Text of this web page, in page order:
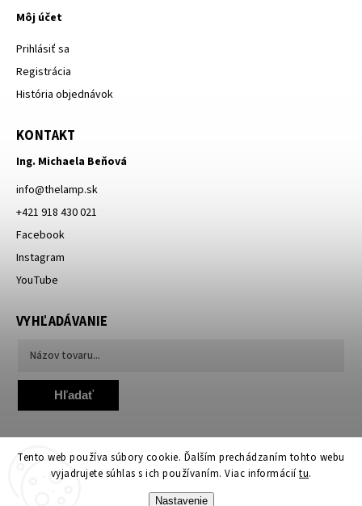
Tento web používa súbory cookie. Ďalším prechádzaním tohto webu
vyjadrujete súhlas s ich používaním. Viac informáciítu.
Nastavenie
Môj účet
Prihlásiť sa
Registrácia
História objednávok
KONTAKT
Ing. Michaela Beňová
info@thelamp.sk
+421 918 430 021
Facebook
Instagram
YouTube
VYHĽADÁVANIE
Hľadať